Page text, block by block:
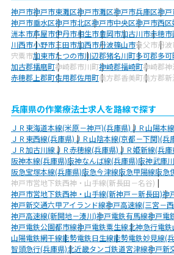
神戸市神戸市東灘区神戸市灘区神戸市兵庫区神戸
神戸市垂水区神戸市北区神戸市中央区神戸市西区
洲本市芦屋市伊丹市相生市豊岡市加古川市赤穂市
川西市小野市三田市加西市丹波篠山市養父市丹
宍粟市加東市たつの市川辺郡猪名川町多可郡多可
加古郡播磨町神崎郡市川町神崎郡福崎町神崎郡神
赤穂郡上郡町佐用郡佐用町美方郡香美町美方郡
兵庫県の作業療法士求人を路線で探す
ＪＲ東海道本線(米原－神戸)(兵庫県)ＪＲ山陽本
ＪＲ東西線(兵庫県)ＪＲ山陰本線(京都－下関)(兵
ＪＲ加古川線ＪＲ赤穂線(兵庫県)ＪＲ姫新線(兵庫
阪神本線(兵庫県)阪神なんば線(兵庫県)阪神武庫
阪急宝塚本線(兵庫県)阪急今津線阪急甲陽線阪急
神戸市営地下鉄西神・山手線(新長田－名谷)
神戸市営地下鉄西神・山手線(新神戸－新長田)神
神戸新交通六甲アイランド線神戸高速線(三宮－
神戸高速線(新開地－湊川)神戸電鉄有馬線神戸電
神戸電鉄公園都市線神戸電鉄粟生線北神急行電鉄
山陽電鉄網干線能勢電鉄日生線能勢電鉄妙見線(
智頭急行(兵庫県)北近畿タンゴ鉄道宮津線神戸新